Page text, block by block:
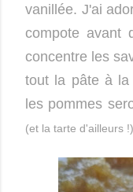
vanillée. J'ai
compote avant
concentre les
tout la pâte à
les pommes
(et la tarte d'ailleurs !)